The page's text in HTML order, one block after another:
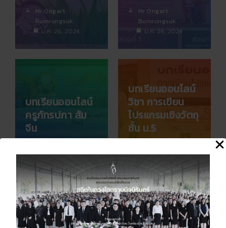
Mr.Ongart
Bumrungsuk
ม.ค. 26, 2024
Mr.Ongart
Bumrungsuk
ม.ค. 26, 2024
บทเรียนออนไลน์
ครูภัทรปภา ส้ม
จีน
Bumrungsuk
ม.ค. 26, 2024
บทเรียนออนไลน์
วิชา การเขียน
โปรแกรมเชิงวัตถุ
ชั้น ม.5
Bumrungsuk
ม.ค. 26, 2024